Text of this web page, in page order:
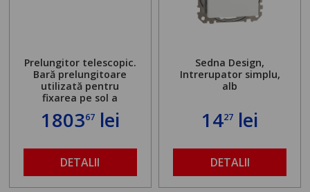
Prelungitor telescopic.
Bară prelungitoare
utilizată pentru
fixarea pe sol a
standului mașinii de
găurit în locul
maximă admisă de 500
kg și înălțime reglabilă
de la 1,8 la 2,9 m
180367lei
DETALII
Sedna Design,
Intrerupator simplu,
alb
1427 lei
DETALII